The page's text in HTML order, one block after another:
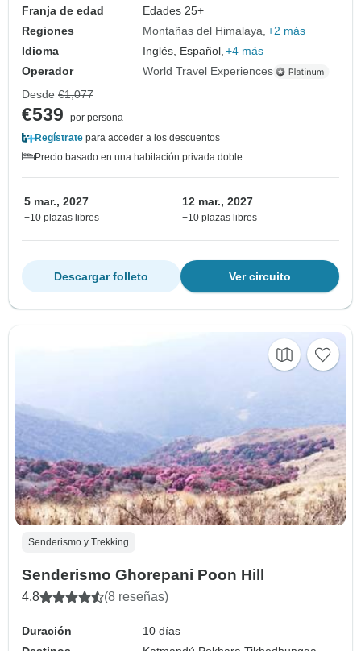
Franja de edad
Edades 25+
Regiones
Montañas del Himalaya +2 más
Idioma
Inglés, Español, +4 más
Operador
World Travel Experiences
Desde €1,077
€539
por persona
Regístrate para acceder a los descuentos
Precio basado en una habitación privada doble
5 mar., 2027
+10 plazas libres
12 mar., 2027
+10 plazas libres
Ver circuito
Descargar folleto
Senderismo y Trekking
Senderismo Ghorepani Poon Hill
4.8 (8 reseñas)
Duración
10 días